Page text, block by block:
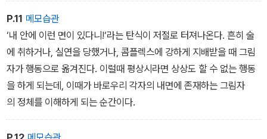
씬 더 큰 그림자를 성장기에 감당해야 한다. 그리고 이들이 결혼을 하
면 다시 자녀들에게 그림자를 전가하려 든다. 인간의 죄가삼대에 걸
쳐 이어지는 것이다.
1
P.11 메모습관
‘내 안에 이런 면이 있다니!‘라는 탄식이 저절로 터져나온다. 흔히 술
에 취하거나, 실연을 당했거나, 콤플렉스에 강하게 지배받을 때 그림
자가 행동으로 옮겨진다. 이럴때 평상시라면 상상도 할 수 없는 행동
을 하게 되는데, 이때가 바로우리 각자의 내면에 존재하는 그림자
의 정체를 이해하게 되는 순간이다.